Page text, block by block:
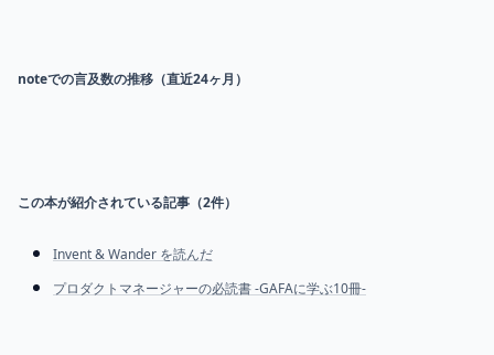
noteでの言及数の推移（直近24ヶ月）
この本が紹介されている記事（2件）
Invent & Wander を読んだ
プロダクトマネージャーの必読書 -GAFAに学ぶ10冊-